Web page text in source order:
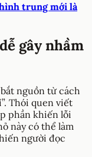
trung mới là
gây nhầm
nguồn từ cách
Thói quen viết
phần khiến lỗi
này có thể làm
người đọc